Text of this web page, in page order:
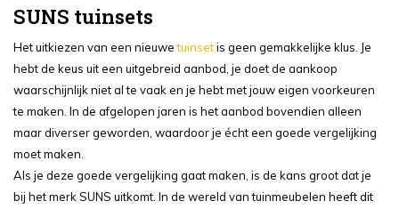
SUNS tuinsets
Het uitkiezen van een nieuwetuinsetis geen gemakkelijke klus. Je
hebt de keus uit een uitgebreid aanbod, je doet de aankoop
waarschijnlijk niet al te vaak en je hebt met jouw eigen voorkeuren
te maken. In de afgelopen jaren is het aanbod bovendien alleen
maar diverser geworden, waardoor je écht een goede vergelijking
moet maken.
Als je deze goede vergelijking gaat maken, is de kans groot dat je
bij het merk SUNS uitkomt. In de wereld van tuinmeubelen heeft dit